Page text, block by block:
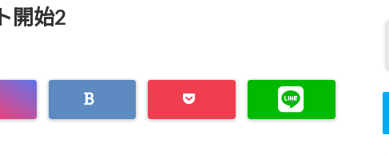
開始2